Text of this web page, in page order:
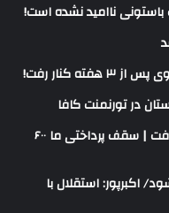
ناامید نشده است!
کنار رفت!
در تورنمنت کافا
استقلال با سهراب ستاره سوم را می‌گرفت | سقف پرداختی ما ۶۰۰
اکبرپور: استقلال با